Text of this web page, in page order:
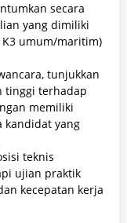
secara
yang dimiliki
umum/maritim)
tunjukkan
tinggi terhadap
memiliki
kandidat yang
teknis
ujian praktik
kecepatan kerja